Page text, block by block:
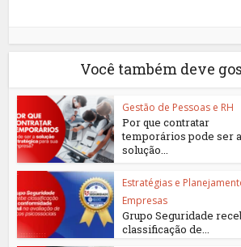
Você também deve
Gestão de Pessoas e RH
Por que contratar
temporários pode ser a
solução...
Estratégias e
Empresas
Grupo Seguridade
classificação de...